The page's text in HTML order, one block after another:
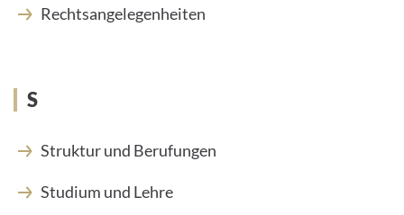
Rechtsangelegenheiten
S
Struktur und Berufungen
Studium und Lehre